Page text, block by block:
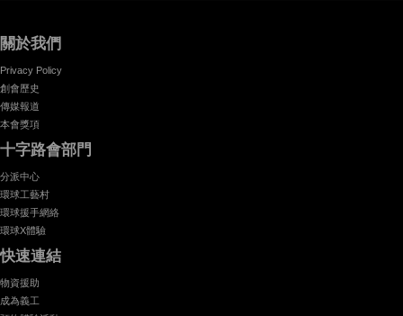
關於我們
Privacy Policy
創會歷史
傳媒報道
本會獎項
十字路會部門
分派中心
環球工藝村
環球援手網絡
環球X體驗
快速連結
物資援助
成為義工